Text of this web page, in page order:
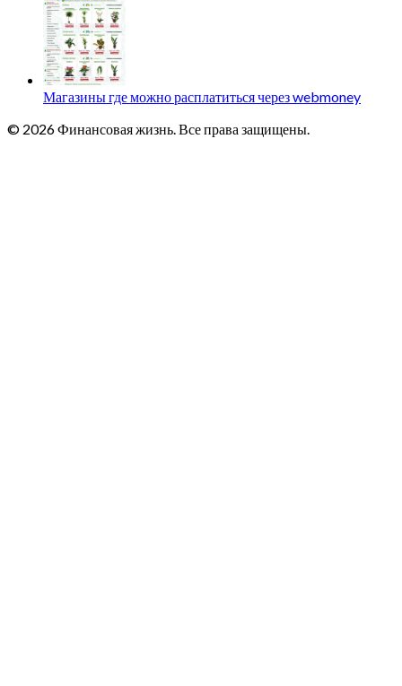
Магазины где можно расплатиться через webmoney
© 2026 Финансовая жизнь. Все права защищены.